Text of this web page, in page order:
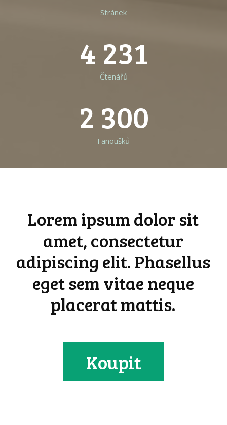
Stránek
4 231
Čtenářů
2 300
Fanoušků
Lorem ipsum dolor sit
amet, consectetur
adipiscing elit. Phasellus
eget sem vitae neque
placerat mattis.
Koupit